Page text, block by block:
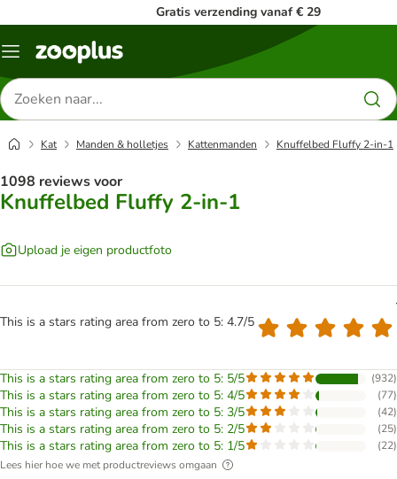
Gratis verzending vanaf € 29
Menu
Zoeken
naar
producten
Kat Manden & holletjes Kattenmanden Knuffelbed Fluffy 2-in-1
1098 reviews voor
Knuffelbed Fluffy 2-in-1
Upload je eigen productfoto
This is a stars rating area from zero to 5: 4.7/5
This is a stars rating area from zero to 5: 5/5 (932)
This is a stars rating area from zero to 5: 4/5 (77)
This is a stars rating area from zero to 5: 3/5 (42)
This is a stars rating area from zero to 5: 2/5 (25)
This is a stars rating area from zero to 5: 1/5 (22)
Lees hier hoe we met productreviews omgaan